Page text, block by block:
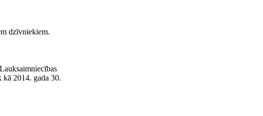
dzīvniekiem.
kā 2014. gada 30.